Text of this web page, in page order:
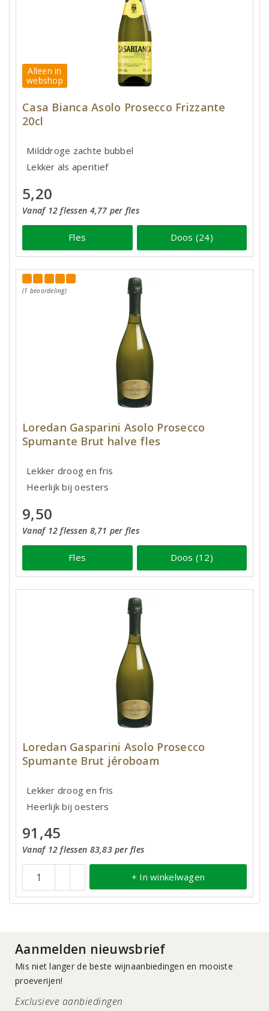
Alleen in
webshop
Casa Bianca Asolo Prosecco Frizzante
20cl
Milddroge zachte bubbel
Lekker als aperitief
5,20
Vanaf 12 flessen 4,77 per fles
Fles Doos (24)
(1 beoordeling)
Loredan Gasparini Asolo Prosecco
Spumante Brut halve fles
Lekker droog en fris
Heerlijk bij oesters
9,50
Vanaf 12 flessen 8,71 per fles
Fles Doos (12)
Loredan Gasparini Asolo Prosecco
Spumante Brut jéroboam
Lekker droog en fris
Heerlijk bij oesters
91,45
Vanaf 12 flessen 83,83 per fles
+ In winkelwagen
Aanmelden nieuwsbrief
Mis niet langer de beste wijnaanbiedingen en mooiste
proeverijen!
Exclusieve aanbiedingen